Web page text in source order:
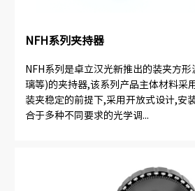
NFH系列夹持器
NFH系列是卓立汉光新推出的装夹方
璃等)的夹持器,该系列产品主体材料采
装夹稳定的前提下,采用开放式设计,安
合于多种不同要求的光学调...